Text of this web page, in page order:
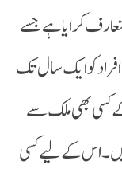
کرایا ہے جسے
کو ایک سال تک
کے کسی بھی ملک سے
ہیں۔اس کے لیے کسی